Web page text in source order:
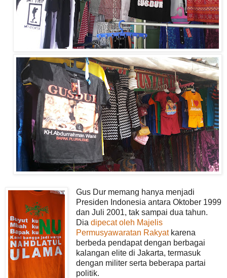
Gus Dur memang hanya menjadi
Presiden Indonesia antara Oktober 1999
dan Juli 2001, tak sampai dua tahun.
Dia dipecat oleh Majelis
Permusyawaratan Rakyat karena
berbeda pendapat dengan berbagai
kalangan elite di Jakarta, termasuk
dengan militer serta beberapa partai
politik.